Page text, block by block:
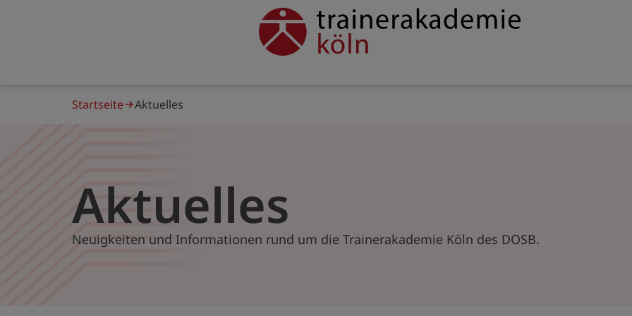
Service
navigation
trainerakademie
Startseite Aktuelles
Aktuelles
Neuigkeiten und Informationen rund um die Trainerakademie Köln des DOSB.